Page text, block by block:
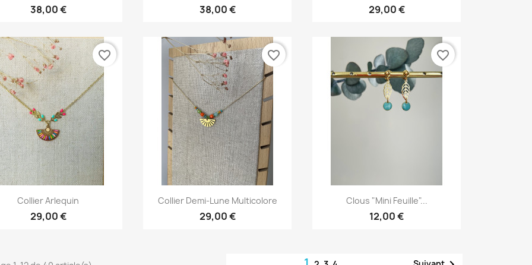
38,00 € 38,00 € 29,00 €
Aperçu rapide
Collier Arlequin
29,00 €
favorite_border
Aperçu rapide
Collier Demi-Lune Multicolore
29,00 €
favorite_border
Aperçu rapide
Clous "mini Feuille"...
12,00 €
favorite_border